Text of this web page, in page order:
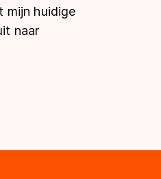
mijn huidige
naar